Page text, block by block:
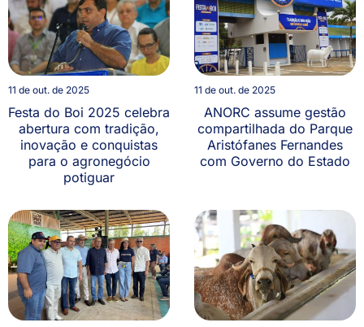
11 de out. de 2025
Festa do Boi 2025 celebra
abertura com tradição,
inovação e conquistas
para o agronegócio
potiguar
11 de out. de 2025
ANORC assume gestão
compartilhada do Parque
Aristófanes Fernandes
com Governo do Estado